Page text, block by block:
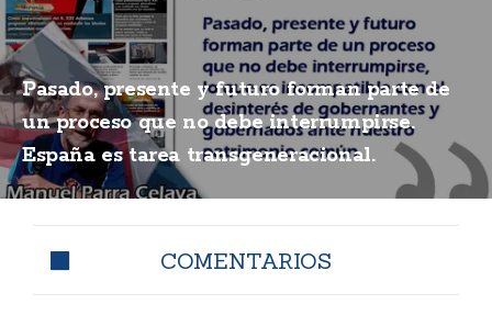
Pasado, presente y futuro forman parte de
un proceso que no debe interrumpirse.
España es tarea transgeneracional.
COMENTARIOS